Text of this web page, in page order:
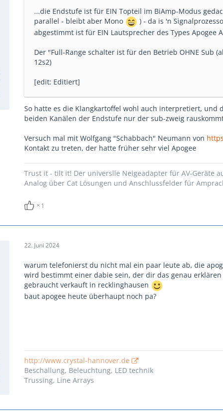
...die Endstufe ist für EIN Topteil im BiAmp-Modus
parallel - bleibt aber Mono
) - da is 'n
abgestimmt ist für EIN Lautsprecher des Types Apogee
Der "Full-Range schalter ist für den Betrieb OHNE Sub
12s2)
[edit: Editiert]
So hatte es die Klangkartoffel wohl auch interpretiert, und
beiden Kanälen der Endstufe nur der sub-zweig
Versuch mal mit Wolfgang "Schabbach" Neumann von
Kontakt zu treten, der hatte früher sehr viel Apogee
Trust it - tilt it! Der universlle Neigeadapter für AV-Geräte
Analog über Cat Lösungen und Anschlussfelder für
1
22. Juni 2024
warum telefonierst du nicht mal ein paar leute ab, die
wird bestimmt einer dabie sein, der dir das genau
gebraucht verkauft in recklinghausen
baut apogee heute überhaupt noch pa?
http://www.crystal-hannover.de
Beschallung, Beleuchtung, LED technik
Trussing, Line Arrays